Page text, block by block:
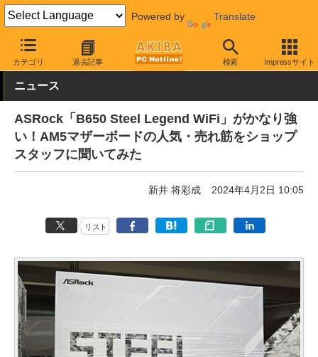
Powered by Translate
カテゴリ 過去記事 検索 Impressサイト
AKIBA PC Hotline! PCパーツ マザーボード ASRock
ニュース
ASRock「B650 Steel Legend WiFi」がかなり強
い！AM5マザーボードの人気・売れ筋をショップ
スタッフに聞いてみた
新井 将彩成 2024年4月2日 10:05
リスト